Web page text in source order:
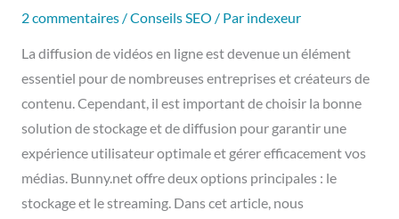
2 commentaires /Conseils SEO / Par indexeur
La diffusion de vidéos en ligne est devenue un élément
essentiel pour de nombreuses entreprises et créateurs de
contenu. Cependant, il est important de choisir la bonne
solution de stockage et de diffusion pour garantir une
expérience utilisateur optimale et gérer efficacement vos
médias. Bunny.net offre deux options principales : le
stockage et le streaming. Dans cet article, nous